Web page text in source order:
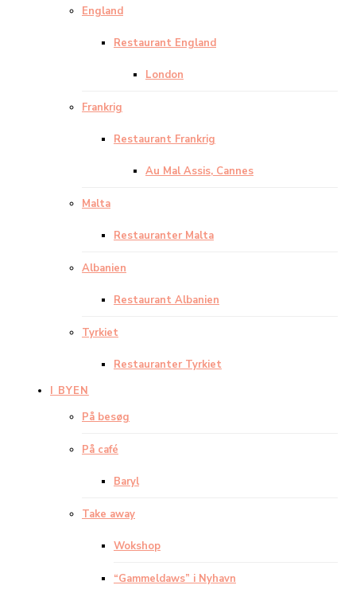
England
Restaurant England
London
Frankrig
Restaurant Frankrig
Au Mal Assis, Cannes
Malta
Restauranter Malta
Albanien
Restaurant Albanien
Tyrkiet
Restauranter Tyrkiet
I BYEN
På besøg
På café
Baryl
Take away
Wokshop
“Gammeldaws” i Nyhavn